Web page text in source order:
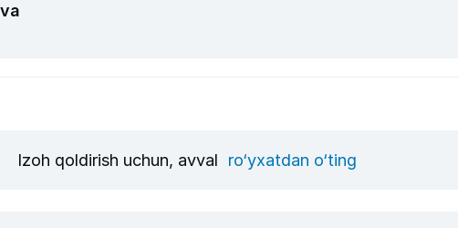
Izoh qoldirish uchun, avval ro‘yxatdan o‘ting